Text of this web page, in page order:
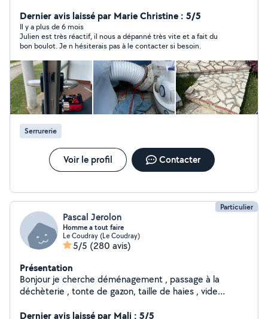
soyez satisfais, je suis soigneux et j'aime le travail bien
fait. Pour toutes demande n'hésitez pas à me contacter
je suis réactif. Cordialement Julien
Dernier avis laissé par Marie Christine : 5/5
Il y a plus de 6 mois
Julien est très réactif, il nous a dépanné très vite et a fait du
bon boulot. Je n hésiterais pas à le contacter si besoin.
Serrurerie
Voir le profil Contacter
Particulier
Pascal Jerolon
Homme a tout faire
Le Coudray (Le Coudray)
5/5 (280 avis)
Présentation
Bonjour je cherche déménagement , passage à la
déchèterie , tonte de gazon, taille de haies , vide
Dernier avis laissé par Mali : 5/5